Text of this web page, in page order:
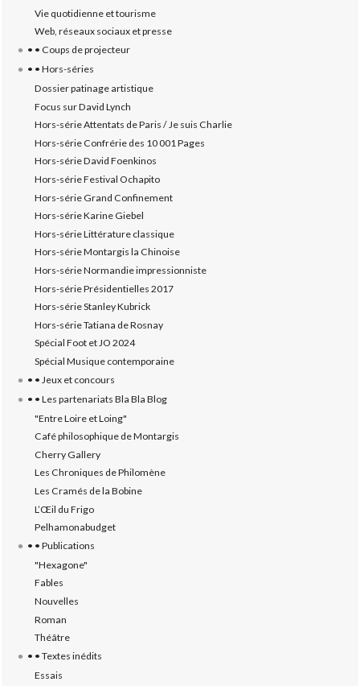
Vie quotidienne et tourisme
Web, réseaux sociaux et presse
• • Coups de projecteur
• • Hors-séries
Dossier patinage artistique
Focus sur David Lynch
Hors-série Attentats de Paris / Je suis Charlie
Hors-série Confrérie des 10 001 Pages
Hors-série David Foenkinos
Hors-série Festival Ochapito
Hors-série Grand Confinement
Hors-série Karine Giebel
Hors-série Littérature classique
Hors-série Montargis la Chinoise
Hors-série Normandie impressionniste
Hors-série Présidentielles 2017
Hors-série Stanley Kubrick
Hors-série Tatiana de Rosnay
Spécial Foot et JO 2024
Spécial Musique contemporaine
• • Jeux et concours
• • Les partenariats Bla Bla Blog
"Entre Loire et Loing"
Café philosophique de Montargis
Cherry Gallery
Les Chroniques de Philomène
Les Cramés de la Bobine
L’‎Œil du Frigo
Pelhamonabudget
• • Publications
"Hexagone"
Fables
Nouvelles
Roman
Théâtre
• • Textes inédits
Essais